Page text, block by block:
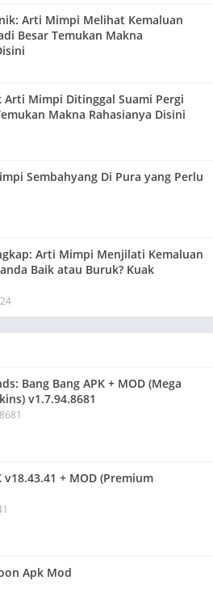
Arti Mimpi Melihat Kemaluan
Besar Temukan Makna
Arti Mimpi Ditinggal Suami Pergi
Makna Rahasianya Disini
Sembahyang Di Pura yang Perlu
Arti Mimpi Menjilati Kemaluan
Baik atau Buruk? Kuak
Bang Bang APK + MOD (Mega
v1.7.94.8681
v18.43.41 + MOD (Premium
Apk Mod